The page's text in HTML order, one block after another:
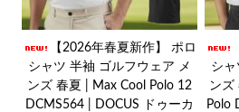
【2026年春夏新作】 ポロ
シャツ 半袖 ゴルフウェア メ
ンズ 春夏 | Max Cool Polo 12
DCMS564 | DOCUS ドゥーカ
シ
ン
Polo